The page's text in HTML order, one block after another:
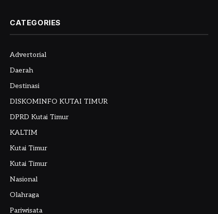
CATEGORIES
Advertorial
Daerah
Destinasi
DISKOMINFO KUTAI TIMUR
DPRD Kutai Timur
KALTIM
Kutai Timur
Kutai Timur
Nasional
Olahraga
Pariwisata